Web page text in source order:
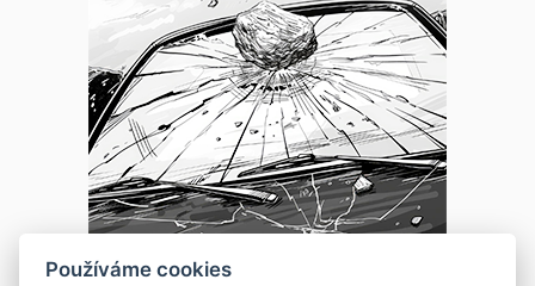
Používáme cookies